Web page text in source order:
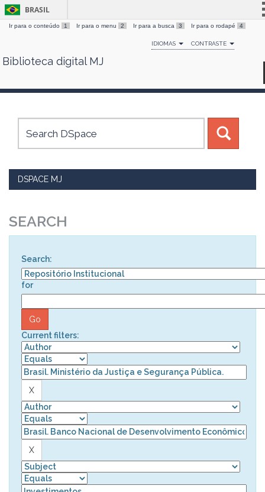
Skip
BRASIL
Simplifique!
Comunica BR
Canais
Ir para o conteúdo 1 Ir para o menu 2 Ir para a busca 3 Ir para o rodapé 4
IDIOMAS CONTRASTE
Biblioteca digital MJ
DSPACE MJ
SEARCH
Search:
for
Current filters: